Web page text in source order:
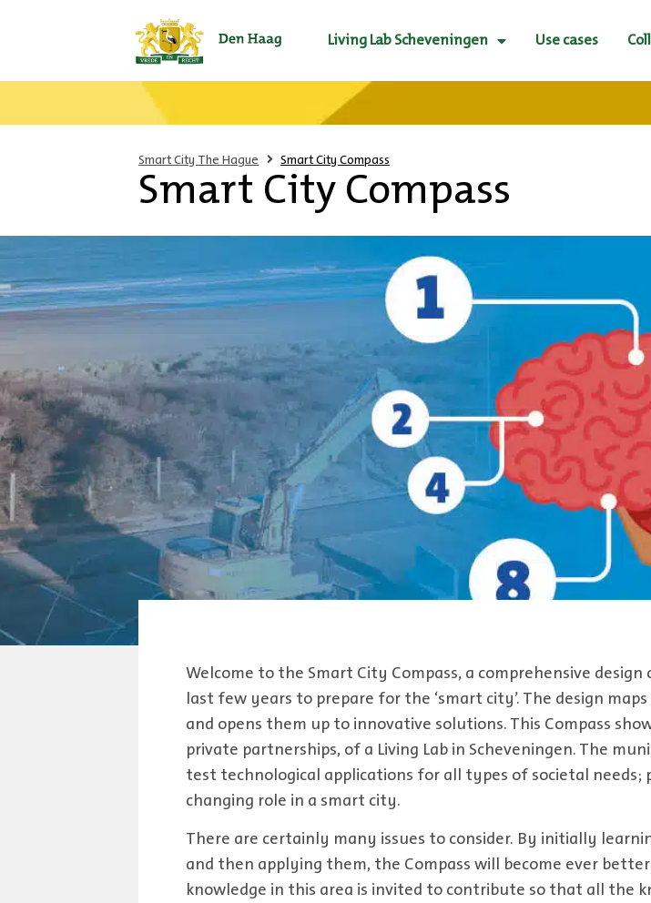
Living Lab Scheveningen Use cases
Smart City The Hague Smart City Compass
Smart City Compass
Welcome to the Smart City Compass, a comprehensive
last few years to prepare for the ‘smart city’. The design
and opens them up to innovative solutions. This Compass
private partnerships, of a Living Lab in Scheveningen. The
test technological applications for all types of societal needs;
changing role in a smart city.
There are certainly many issues to consider. By initially
and then applying them, the Compass will become ever
knowledge in this area is invited to contribute so that all the